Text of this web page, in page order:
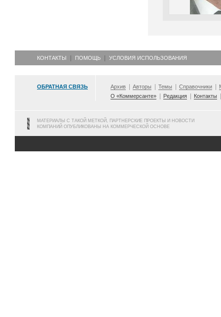
КОНТАКТЫ ПОМОЩЬ УСЛОВИЯ ИСПОЛЬЗОВАНИЯ
ОБРАТНАЯ СВЯЗЬ Архив Авторы Темы Справочники
О «Коммерсанте»
Редакция Контакты
МАТЕРИАЛЫ С ТАКОЙ МЕТКОЙ, ПАРТНЕРСКИЕ ПРОЕКТЫ И НОВОСТИ
КОМПАНИЙ ОПУБЛИКОВАНЫ НА КОММЕРЧЕСКОЙ ОСНОВЕ